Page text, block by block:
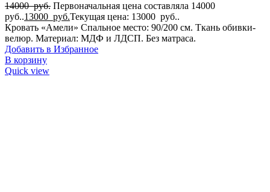
14000руб. Первоначальная цена составляла 14000
руб..13000 руб.Текущая цена: 13000 руб..
Кровать «Амели» Спальное место: 90/200 см. Ткань обивки-
велюр. Материал: МДФ и ЛДСП. Без матраса.
Добавить в Избранное
В корзину
Quick view